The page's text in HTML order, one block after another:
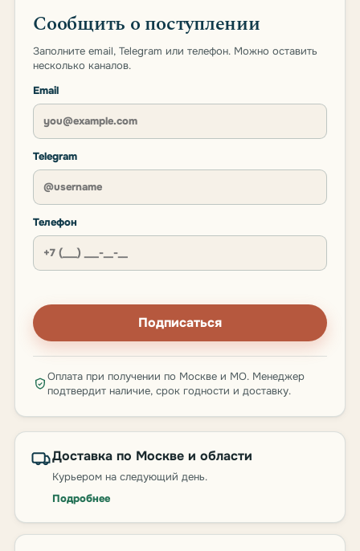
Сообщить о поступлении
Заполните email, Telegram или телефон. Можно оставить
несколько каналов.
Email
Telegram
Телефон
Подписаться
Оплата при получении по Москве и МО. Менеджер
подтвердит наличие, срок годности и доставку.
Доставка по Москве и области
Курьером на следующий день.
Подробнее